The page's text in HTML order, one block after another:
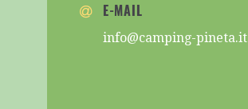
E-MAIL
info@camping-pineta.it